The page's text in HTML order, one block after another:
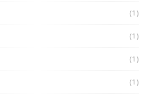
(1)
(1)
(1)
(1)